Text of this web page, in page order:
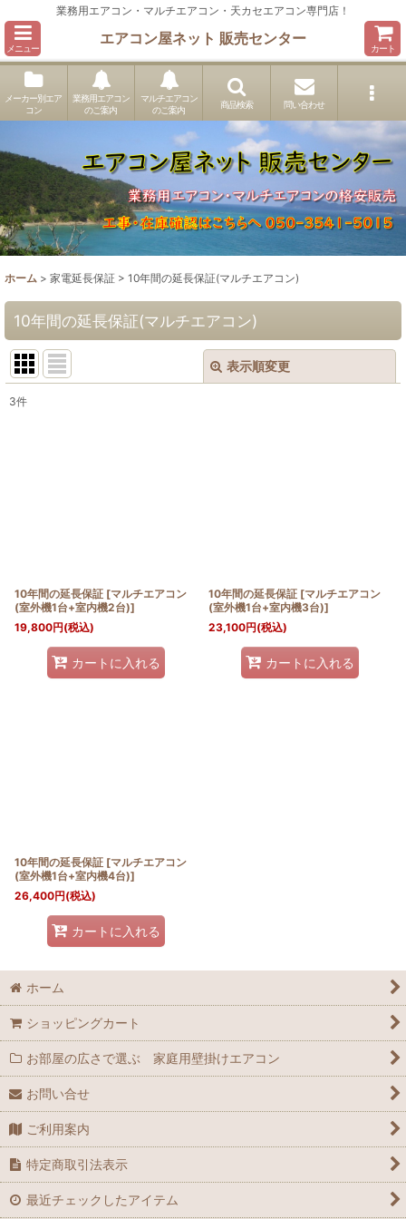
業務用エアコン・マルチエアコン・天カセエアコン専門店！
メニュー
エアコン屋ネット 販売センター
カート
メーカー別エア
コン
業務用エアコン
のご案内
マルチエアコン
のご案内
商品検索 問い合わせ
ホーム > 家電延長保証 > 10年間の延長保証(マルチエアコン)
10年間の延長保証(マルチエアコン)
表示順変更
3件
10年間の延長保証 [マルチエアコン
(室外機1台+室内機2台)]
19,800円(税込)
カートに入れる
10年間の延長保証 [マルチエアコン
(室外機1台+室内機3台)]
23,100円(税込)
カートに入れる
10年間の延長保証 [マルチエアコン
(室外機1台+室内機4台)]
26,400円(税込)
カートに入れる
ホーム
ショッピングカート
お部屋の広さで選ぶ 家庭用壁掛けエアコン
お問い合せ
ご利用案内
特定商取引法表示
最近チェックしたアイテム